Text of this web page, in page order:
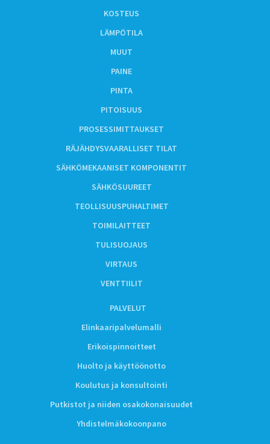
KOSTEUS
LÄMPÖTILA
MUUT
PAINE
PINTA
PITOISUUS
PROSESSIMITTAUKSET
RÄJÄHDYSVAARALLISET TILAT
SÄHKÖMEKAANISET KOMPONENTIT
SÄHKÖSUUREET
TEOLLISUUSPUHALTIMET
TOIMILAITTEET
TULISUOJAUS
VIRTAUS
VENTTIILIT
PALVELUT
Elinkaaripalvelumalli
Erikoispinnoitteet
Huolto ja käyttöönotto
Koulutus ja konsultointi
Putkistot ja niiden osakokonaisuudet
Yhdistelmäkokoonpano